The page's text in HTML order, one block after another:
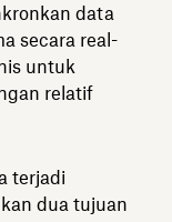
data
secara real-
untuk
relatif
terjadi
dua tujuan